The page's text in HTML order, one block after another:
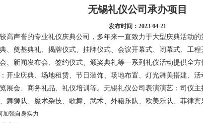
无锡礼仪公司承办项目
发布时间：2023-04-21
高声誉的专业礼仪庆典公司，多年来一直致力于大型庆典活动的
、奠基典礼、揭牌仪式、挂牌仪式、会议开幕式、闭幕式、工
、新闻发布会、签约仪式、颁奖典礼等一系列礼仪活动提供全方
开业庆典、场地租赁、节日装饰、场地布置、 灯光舞美搭建、
展会、商务礼品、礼仪培训等。无锡礼仪公司表演演艺：司仪主
舞狮 队、魔术杂技、歌舞、武术、外籍乐队、欧美乐队、菲律
加强自身实力